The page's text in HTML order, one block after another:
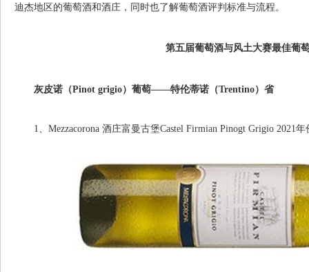
迪杰地区的葡萄酒和酒庄，同时也了解葡萄酒评判标准与流程。
第五届葡萄酒与风土大赛最佳葡
灰皮诺（Pinot grigio）葡萄——特伦蒂诺（Trentino）省
1、Mezzacorona 酒庄富曼古堡Castel Firmian Pinogt Grigio 2021年